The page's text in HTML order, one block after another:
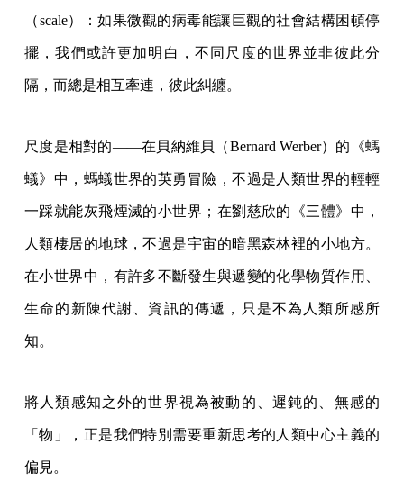
（scale）：如果微觀的病毒能讓巨觀的社會結構困頓停
擺，我們或許更加明白，不同尺度的世界並非彼此分
隔，而總是相互牽連，彼此糾纏。
尺度是相對的——在貝納維貝（Bernard Werber）的《螞
蟻》中，螞蟻世界的英勇冒險，不過是人類世界的輕輕
一踩就能灰飛煙滅的小世界；在劉慈欣的《三體》中，
人類棲居的地球，不過是宇宙的暗黑森林裡的小地方。
在小世界中，有許多不斷發生與遞變的化學物質作用、
生命的新陳代謝、資訊的傳遞，只是不為人類所感所
知。
將人類感知之外的世界視為被動的、遲鈍的、無感的
「物」，正是我們特別需要重新思考的人類中心主義的
偏見。